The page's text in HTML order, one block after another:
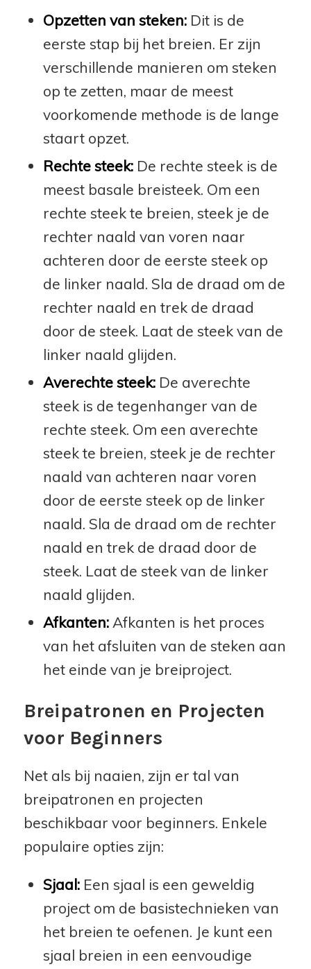
Opzetten van steken:Dit is de
eerste stap bij het breien. Er zijn
verschillende manieren om steken
op te zetten, maar de meest
voorkomende methode is de lange
staart opzet.
Rechte steek:De rechte steek is de
meest basale breisteek. Om een
rechte steek te breien, steek je de
rechter naald van voren naar
achteren door de eerste steek op
de linker naald. Sla de draad om de
rechter naald en trek de draad
door de steek. Laat de steek van de
linker naald glijden.
Averechte steek:De averechte
steek is de tegenhanger van de
rechte steek. Om een averechte
steek te breien, steek je de rechter
naald van achteren naar voren
door de eerste steek op de linker
naald. Sla de draad om de rechter
naald en trek de draad door de
steek. Laat de steek van de linker
naald glijden.
Afkanten:Afkanten is het proces
van het afsluiten van de steken aan
het einde van je breiproject.
Breipatronen en Projecten
voor Beginners
Net als bij naaien, zijn er tal van
breipatronen en projecten
beschikbaar voor beginners. Enkele
populaire opties zijn:
Sjaal:Een sjaal is een geweldig
project om de basistechnieken van
het breien te oefenen. Je kunt een
sjaal breien in een eenvoudige